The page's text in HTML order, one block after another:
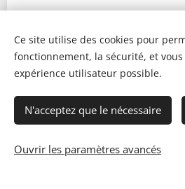
© 2023 Les recettes d'Henri-
Ce site utilise des cookies pour
fonctionnement, la sécurité, et
expérience utilisateur possible.
N'acceptez que le nécessaire
Ouvrir les paramètres avancés